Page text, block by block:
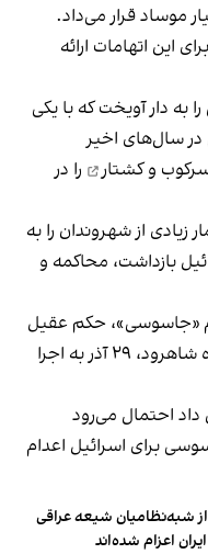
موساد قرار می‌داد.
این اتهامات ارائه
به دار آویخت که با یکی
سال‌های اخیر
و کشتار
را در
جنگ ۱۲ روزه، شمار زیادی از شهروندان را به
بازداشت، محاکمه و
«جاسوسی»، حکم عقیل
، دانشجوی معماری دانشگاه شاهرود، ۲۹ آذر به اجرا
داد احتمال می‌رود
برای اسرائیل اعدام
حدود ۸۰۰ نفر از شبه‌نظامیان شیعه عراقی
اعزام شده‌اند